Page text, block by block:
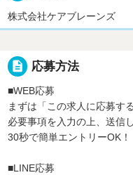
株式会社ケアブレーンズ
description 応募方法
■WEB応募
まずは「この求人に応募す
必要事項を入力の上、送信
30秒で簡単エントリーOK！
■LINE応募